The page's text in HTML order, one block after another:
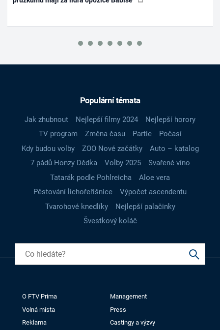
Populární témata
Jak zhubnout Nejlepší filmy 2024
Nejlepší horory
TV program
Změna času Partie
Počasí
Kdy budou volby
ZOO Nové začátky
Auto – katalog
7 pádů Honzy Dědka
Volby 2025
Svařené víno
Tatarák podle Pohlreicha
Aloe vera
Pěstování lichořeřišnice
Výpočet ascendentu
Tvarohové knedlíky
Nejlepší palačinky
Švestkový koláč
O FTV Prima
Management
Volná místa
Press
Reklama
Castingy a výzvy